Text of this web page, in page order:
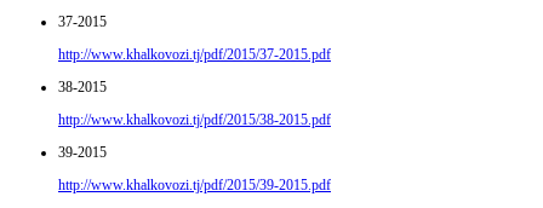
37-2015
http://www.khalkovozi.tj/pdf/2015/37-2015.pdf
38-2015
http://www.khalkovozi.tj/pdf/2015/38-2015.pdf
39-2015
http://www.khalkovozi.tj/pdf/2015/39-2015.pdf